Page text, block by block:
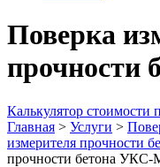
Поверка
прочности
Калькулятор стоимости
Главная > Услуги >
измерителя прочности
прочности бетона